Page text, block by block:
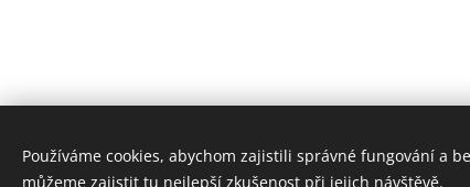
Používáme cookies, abychom zajistili správné fungování a
můžeme zajistit tu nejlepší zkušenost při jejich návštěvě.